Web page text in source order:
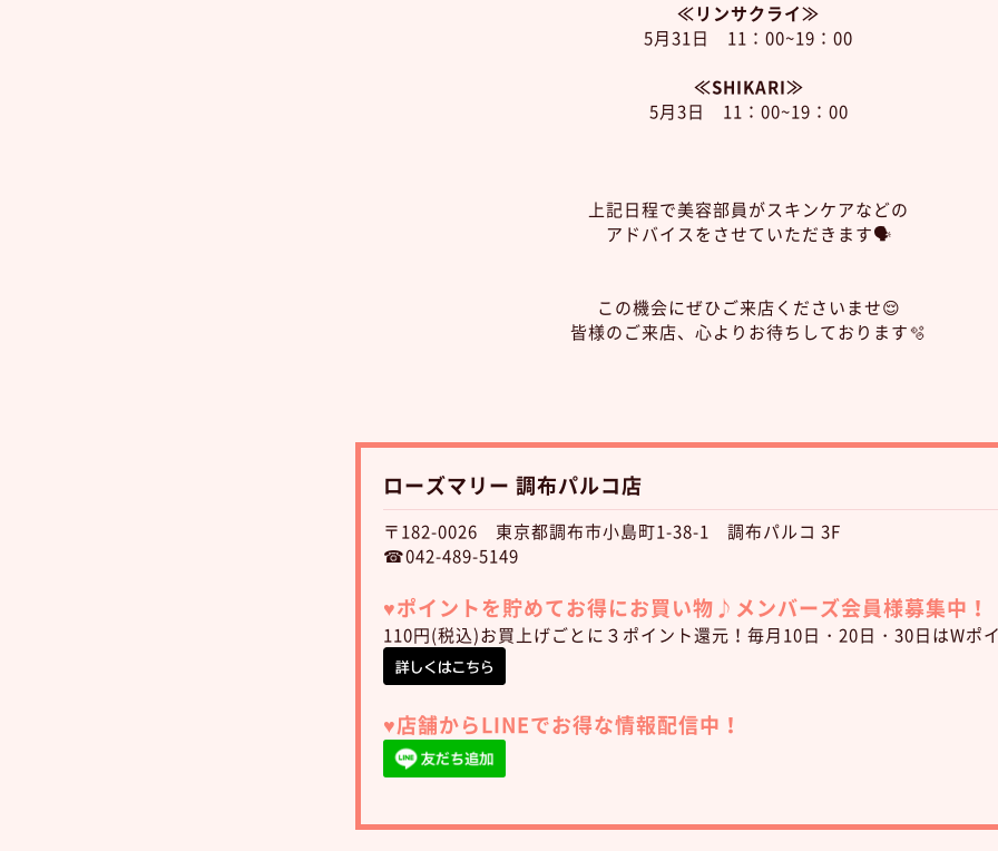
≪リンサクライ≫
5月31日 11：00~19：00
≪SHIKARI≫
5月3日 11：00~19：00
上記日程で美容部員がスキンケアなどの
アドバイスをさせていただきます🗣️
この機会にぜひご来店くださいませ😌
皆様のご来店、心よりお待ちしております🫧
ローズマリー 調布パルコ店
〒182-0026 東京都調布市小島町1-38-1 調布パルコ 3F
☎042-489-5149
♥︎ポイントを貯めてお得にお買い物♪ メンバーズ会員様募集中！
110円(税込)お買上げごとに３ポイント還元！毎月10日・20日・30日はWポ
♥︎店舗からLINEでお得な情報配信中！